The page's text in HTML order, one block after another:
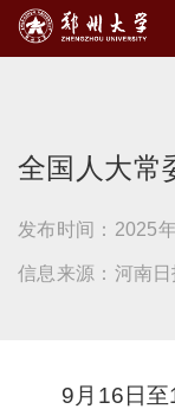
全国人大常
发布时间：2025
信息来源：河南日
9月16日至